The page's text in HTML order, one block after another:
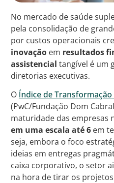
No mercado de saúde
pela consolidação de
por custos operacionais
inovação em resultados
assistencial tangível é um
diretorias executivas.
O Índice de
(PwC/Fundação Dom
maturidade das empresas
em uma escala até 6 em
seja, embora o foco
ideias em entregas
caixa corporativo, o setor
na hora de tirar os